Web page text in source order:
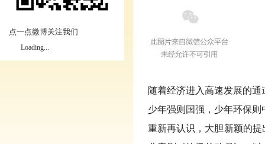
点一点微博关注我们
Loading...
随着经济进入高速发展的
少年强则国强，少年环保
重新再认识，大胆新颖的